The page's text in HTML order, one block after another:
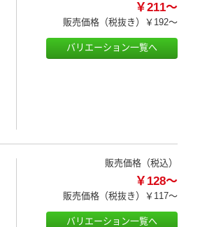
￥211～
販売価格（税抜き） ￥192～
バリエーション一覧へ
販売価格（税込）
￥128～
販売価格（税抜き） ￥117～
バリエーション一覧へ